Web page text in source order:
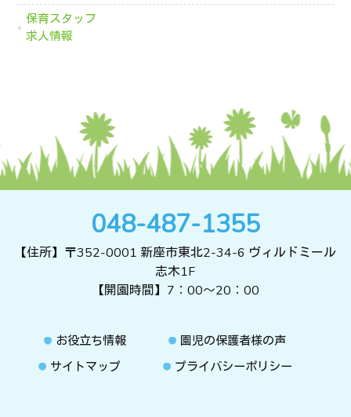
保育スタッフ
求人情報
048-487-1355
【住所】〒352-0001 新座市東北2-34-6 ヴィルドミール
志木1F
【開園時間】7：00～20：00
お役立ち情報
園児の保護者様の声
サイトマップ
プライバシーポリシー